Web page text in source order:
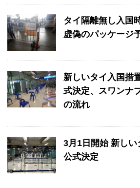
タイ隔離無し入国
虚偽のパッケージ
新しいタイ入国措
式決定、スワンナ
の流れ
3月1日開始 新し
公式決定